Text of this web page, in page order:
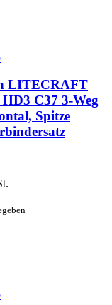
LITECRAFT
C37 3-Weg
Spitze